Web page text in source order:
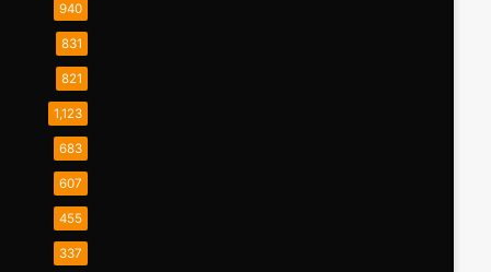
940
831
821
1,123
683
607
455
337